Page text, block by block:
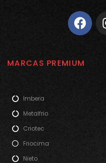
MARCAS PREMIUM
Imbera
Metalfrio
Criotec
Friocima
Nieto